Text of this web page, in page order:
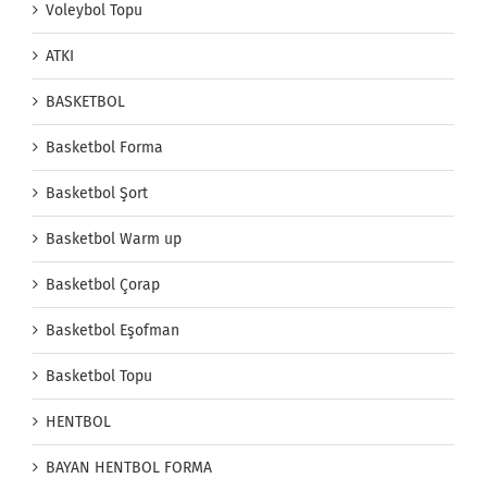
Voleybol Topu
ATKI
BASKETBOL
Basketbol Forma
Basketbol Şort
Basketbol Warm up
Basketbol Çorap
Basketbol Eşofman
Basketbol Topu
HENTBOL
BAYAN HENTBOL FORMA